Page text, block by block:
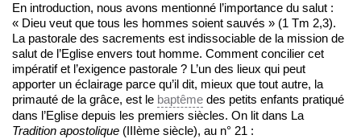
En introduction, nous avons mentionné l’importance du salut :
« Dieu veut que tous les hommes soient sauvés » (1 Tm 2,3).
La pastorale des sacrements est indissociable de la mission de
salut de l’Eglise envers tout homme. Comment concilier cet
impératif et l’exigence pastorale ? L’un des lieux qui peut
apporter un éclairage parce qu’il dit, mieux que tout autre, la
primauté de la grâce, est le baptême des petits enfants pratiqué
dans l’Eglise depuis les premiers siècles. On lit dans La
Tradition apostolique (IIIème siècle), au n° 21 :